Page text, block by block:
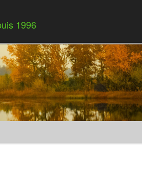
1996
Skip to content